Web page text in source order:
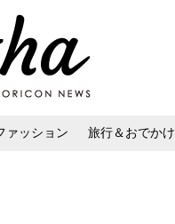
ァッション 旅行＆おでかけ